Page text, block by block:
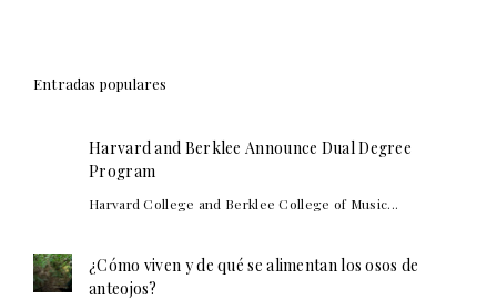
Entradas populares
Harvard and Berklee Announce Dual Degree
Program
Harvard College and Berklee College of Music...
¿Cómo viven y de qué se alimentan los osos de
anteojos?